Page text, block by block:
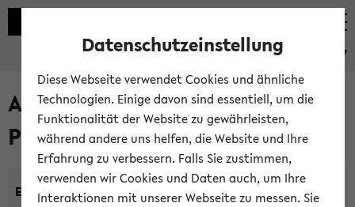
eKVV
Alle noch stattfindenden
Prüfungen
Einrichtung:
Datenschutzeinstellung
Diese Webseite verwendet Cookies und ähnliche
Technologien. Einige davon sind essentiell, um die
Funktionalität der Website zu gewährleisten,
während andere uns helfen, die Website und Ihre
Erfahrung zu verbessern. Falls Sie zustimmen,
verwenden wir Cookies und Daten auch, um Ihre
Interaktionen mit unserer Webseite zu messen. Sie